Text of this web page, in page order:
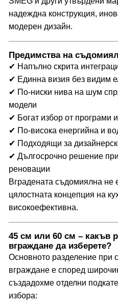
надеждна конструкция,
модерен дизайн.
Предимства на
✔ Напълно скрита
✔ Единна визия без видим
✔ По-ниски нива на шум
модели
✔ Богат избор от програми
✔ По-висока енергийна и
✔ Подходящи за
✔ Дългосрочно решение
реновации
Вградената съдомиялна не
цялостната концепция на
високоефективна.
45 см или 60 см – какъв
вграждане да изберете?
Основното разделение при
вграждане е според
създадохме отделни
избора: